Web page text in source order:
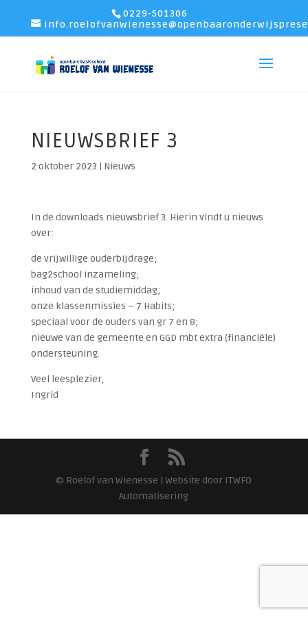
0229-501306
NIEUWSBRIEF 3
2 oktober 2023 | Nieuws
In de downloads nieuwsbrief 3. Hierin vindt u nieuws
over:
de vrijwillige ouderbijdrage;
bag2school inzameling;
inhoud van de studiemiddag;
onze klassenmissies – 7 Habits;
speciaal voor de ouders van gr 7 en 8;
nieuwe van de gemeente en GGD mbt extra (financiële)
ondersteuning.
Veel leesplezier,
Ingrid
© Roelof van Wienesse | Website door ITWFO
Automatisering